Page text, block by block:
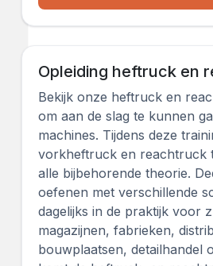
Opleiding heftruck en
Bekijk onze heftruck en
om aan de slag te kunnen
machines. Tijdens deze
vorkheftruck en reachtruck
alle bijbehorende theorie.
oefenen met verschillende
dagelijks in de praktijk voor
magazijnen, fabrieken,
bouwplaatsen, detailhandel